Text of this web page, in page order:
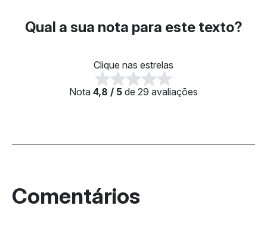
Qual a sua nota para este texto?
Clique nas estrelas
Nota 4,8 / 5 de 29 avaliações